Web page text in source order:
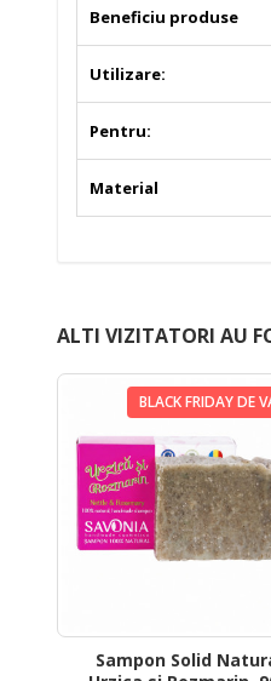
Beneficiu produse
Utilizare:
Pentru:
Material
ALTI VIZITATORI AU
BLACK FRIDAY DE
Sampon Solid